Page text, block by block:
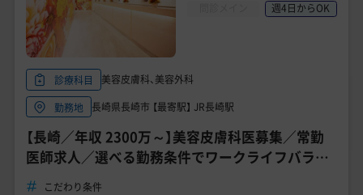
美容外科・美容皮膚科の医師転職体験談
美容クリニックインタビュー
美容医療の転職お役立ち記事
美容医療辞典
よくあるご質問
週4日からOK
診療科目
美容皮膚科、美容外科
勤務地
長崎県長崎市 【最寄駅】 JR長崎駅
【長崎／年収 2300万～】美容皮膚科医募集／常勤
医師求人／選べる勤務条件でワークライフバラン
ス実現可能《TCB東京中央美容外科 長崎院》
こだわり条件